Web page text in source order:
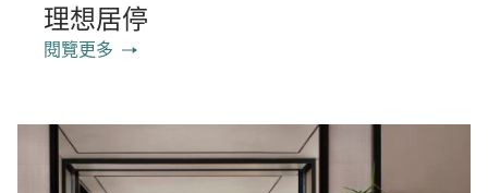
理想居停
閱覽更多